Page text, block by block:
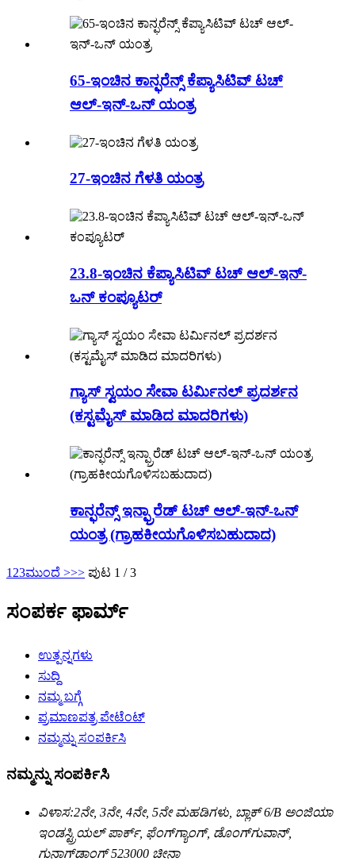
65-ಇಂಚಿನ ಕಾನ್ಫರೆನ್ಸ್ ಕೆಪ್ಯಾಸಿಟಿವ್ ಟಚ್
ಆಲ್-ಇನ್-ಒನ್ ಯಂತ್ರ
27-ಇಂಚಿನ ಗೆಳತಿ ಯಂತ್ರ
23.8-ಇಂಚಿನ ಕೆಪ್ಯಾಸಿಟಿವ್ ಟಚ್ ಆಲ್-ಇನ್-
ಒನ್ ಕಂಪ್ಯೂಟರ್
ಗ್ಯಾಸ್ ಸ್ವಯಂ ಸೇವಾ ಟರ್ಮಿನಲ್ ಪ್ರದರ್ಶನ
(ಕಸ್ಟಮೈಸ್ ಮಾಡಿದ ಮಾದರಿಗಳು)
ಕಾನ್ಫರೆನ್ಸ್ ಇನ್ಫ್ರಾರೆಡ್ ಟಚ್ ಆಲ್-ಇನ್-ಒನ್
ಯಂತ್ರ (ಗ್ರಾಹಕೀಯಗೊಳಿಸಬಹುದಾದ)
1 23ಮುಂದೆ >>> ಪುಟ 1 / 3
ಸಂಪರ್ಕ ಫಾರ್ಮ್
ಉತ್ಪನ್ನಗಳು
ಸುದ್ದಿ
ನಮ್ಮ ಬಗ್ಗೆ
ಪ್ರಮಾಣಪತ್ರ ಪೇಟೆಂಟ್
ನಮ್ಮನ್ನು ಸಂಪರ್ಕಿಸಿ
ನಮ್ಮನ್ನು ಸಂಪರ್ಕಿಸಿ
ವಿಳಾಸ:2ನೇ, 3ನೇ, 4ನೇ, 5ನೇ ಮಹಡಿಗಳು, ಬ್ಲಾಕ್ 6/B ಅಂಜಿಯಾ
ಇಂಡಸ್ಟ್ರಿಯಲ್ ಪಾರ್ಕ್, ಫೆಂಗ್‌ಗ್ಯಾಂಗ್, ಡೊಂಗ್‌ಗುವಾನ್,
ಗುನಾಗ್‌ಡಾಂಗ್ 523000 ಚೀನಾ